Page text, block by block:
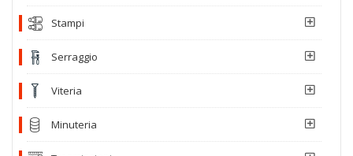
Stampi
Serraggio
Viteria
Minuteria